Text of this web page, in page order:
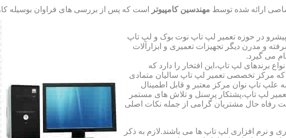
ارائه شده توسط مهندسین کامپیوتر
است که پس از بررسی های فراوان بوسیله
در حوزه تعمیر لپ تاپ نوت بوک و لپ تاپ
و مدرن دیگر تجهیزات تعمیری و ابزارآلات
می گیرد.
لپ تاپ،این افتخار را دارد که
که مرکز تخصصی تعمیر لپ تاپ سالیان متمادی
علپ تاپ نوان مرکز معتبر و قابل اطمینال
لپ تاپ،پشتکار پرسنل و تلاش های مستمر
رفاه حال مشتریان گرامی از جمله نکات اصلی
نرم افزاری لپ تاپ ها می باشند.لازم به ذکر